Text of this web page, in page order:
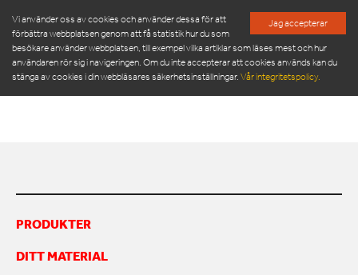
Jag accepterar
Vi använder oss av cookies och använder dessa för att
förbättra webbplatsen genom att få statistik hur du som
besökare använder webbplatsen, till exempel vilka artiklar som läses mest och hur
användaren rör sig i navigeringen. Om du inte accepterar att cookies används kan du
stänga av cookies i din webbläsares säkerhetsinställningar.Vår integritetspolicy.
MÖT VÅR LEDNINGSGRUPP
BRICKMAN 2000C_SE
BRICKMAN 2000C_se
PRODUKTER
DITT MATERIAL